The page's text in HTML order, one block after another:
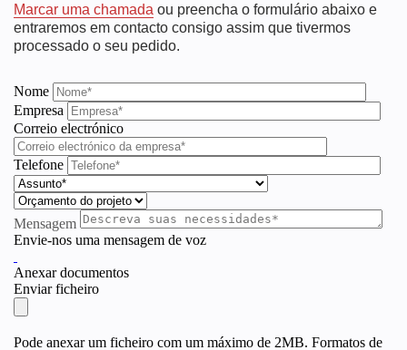
Marcar uma chamada ou preencha o formulário abaixo e
entraremos em contacto consigo assim que tivermos
processado o seu pedido.
Nome
Empresa
Correio electrónico
Telefone
Mensagem
Envie-nos uma mensagem de voz
Anexar documentos
Enviar ficheiro
Pode anexar um ficheiro com um máximo de 2MB. Formatos de